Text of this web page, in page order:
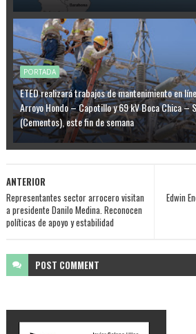
PORTADA
ETED realizará trabajos de mantenimiento en
Arroyo Hondo – Capotillo y 69 kV Boca Chica –
(Cementos), este fin de semana
Edwin
ANTERIOR
Representantes sector arrocero visitan
a presidente Danilo Medina. Reconocen
políticas de apoyo y estabilidad
POST COMMENT